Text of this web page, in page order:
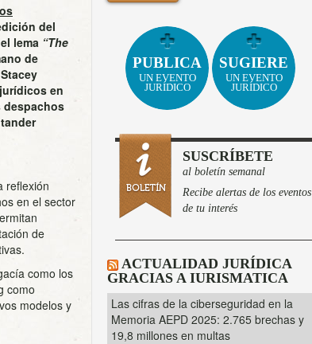
del
lema “The
de
en
despachos
reflexión
en el sector
de
como los
como
modelos y
PUBLICA
UN EVENTO
JURÍDICO
SUGIERE
UN EVENTO
JURÍDICO
SUSCRÍBETE
al boletín semanal
Recibe alertas de los eventos
de tu interés
ACTUALIDAD JURÍDICA
GRACIAS A IURISMATICA
Las cifras de la ciberseguridad en la
Memoria AEPD 2025: 2.765 brechas y
19,8 millones en multas